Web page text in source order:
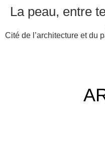
La peau, entre
Cité de l’architecture et du